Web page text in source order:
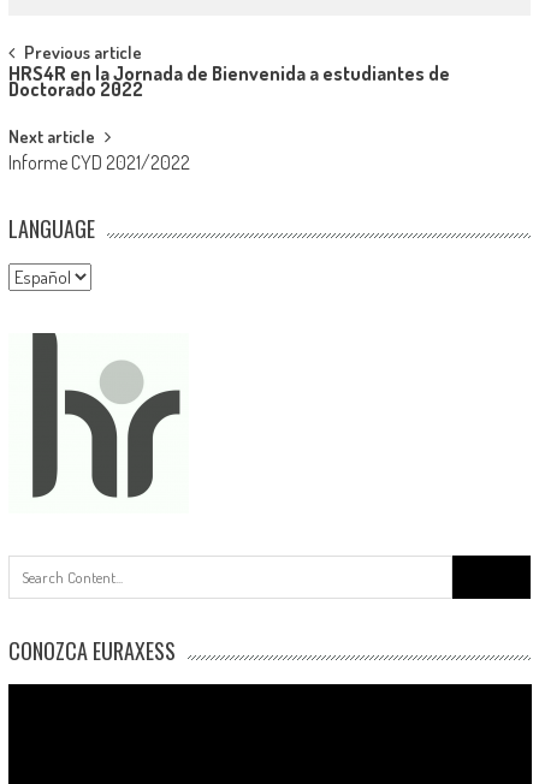
Navegación
de
entradas
Previous article
HRS4R en la Jornada de Bienvenida a estudiantes de
Doctorado 2022
Next article
Informe CYD 2021/2022
LANGUAGE
Language
CONOZCA EURAXESS